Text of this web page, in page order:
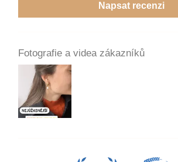
Napsat recenzi
Fotografie a videa zákazníků